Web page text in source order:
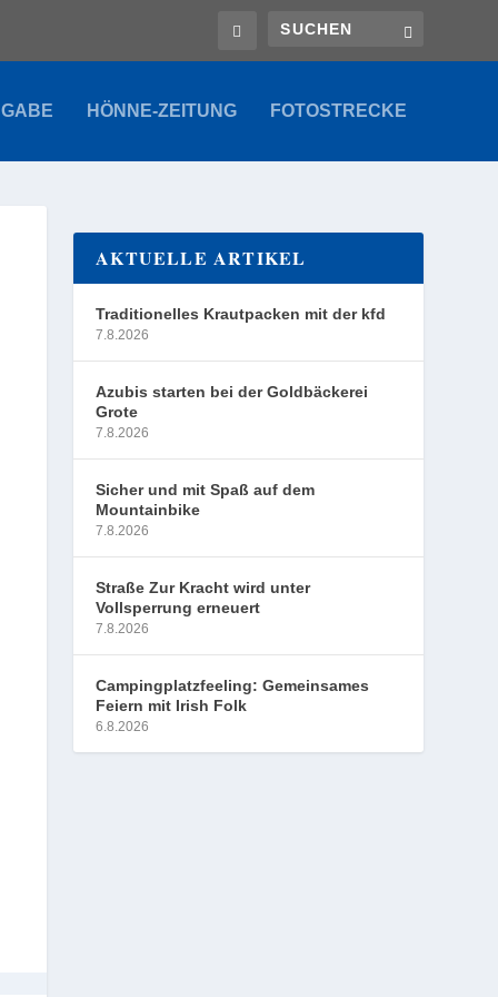
HÖNNE-ZEITUNG FOTOSTRECKE
AKTUELLE ARTIKEL
Traditionelles Krautpacken mit der kfd
7.8.2026
Azubis starten bei der Goldbäckerei
Grote
7.8.2026
Sicher und mit Spaß auf dem
Mountainbike
7.8.2026
Straße Zur Kracht wird unter
Vollsperrung erneuert
7.8.2026
Campingplatzfeeling: Gemeinsames
Feiern mit Irish Folk
6.8.2026